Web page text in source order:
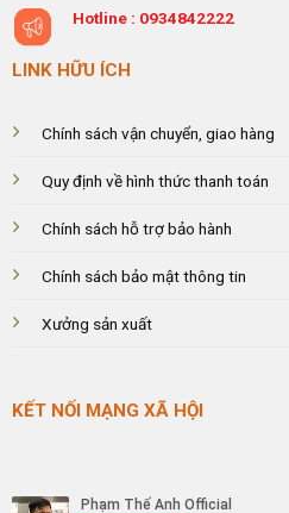
Hotline : 0934842222
LINK HỮU ÍCH
Chính sách vận chuyển, giao hàng
Quy định về hình thức thanh toán
Chính sách hỗ trợ bảo hành
Chính sách bảo mật thông tin
Xưởng sản xuất
KẾT NỐI MẠNG XÃ HỘI